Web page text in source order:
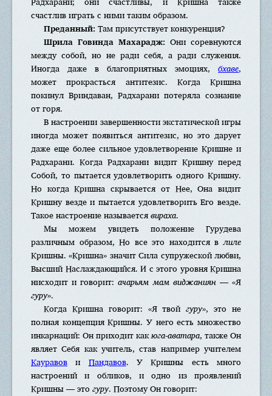
счастлив играть с ними таким образом.
Преданный:Там присутствует конкуренция?
Шрила Говинда Махарадж: Они соревнуются
между собой, но не ради себя, а ради служения.
Иногда даже в благоприятных эмоциях, бхаве,
может прокрасться антитезис. Когда Кришна
покинул Вриндаван, Радхарани потеряла сознание
от горя.
В настроении завершенности экстатической игры
иногда может появиться антитезис, но это дарует
даже еще более сильное удовлетворение Кришне и
Радхарани. Когда Радхарани видит Кришну перед
Собой, то пытается удовлетворить одного Кришну.
Но когда Кришна скрывается от Нее, Она видит
Кришну везде и пытается удовлетворить Его везде.
Такое настроение называетсявираха.
Мы можем увидеть положение Гурудева
различным образом, Но все это находится влиле
Кришны. «Кришна» значит Сила супружеской любви,
Высший Наслаждающийся. И с этого уровня Кришна
нисходит и говорит:ачарьям мам виджаниян— «Я
гуру».
Когда Кришна говорит: «Я твойгуру», это не
полная концепция Кришны. У него есть множество
инкарнаций: Он приходит какюга-аватара, также Он
являет Себя как учитель, став например учителем
Кауравов и Пандавов. У Кришны есть много
настроений и обликов, и одно из проявлений
Кришны — этогуру. Поэтому Он говорит: